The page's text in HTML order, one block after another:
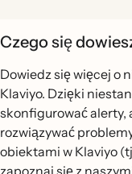
Czego się
Dowiedz się więcej o
Klaviyo. Dzięki
skonfigurować alerty,
rozwiązywać
obiektami w Klaviyo
zapoznaj się z